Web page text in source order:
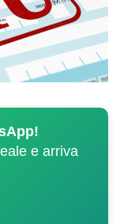
e arriva